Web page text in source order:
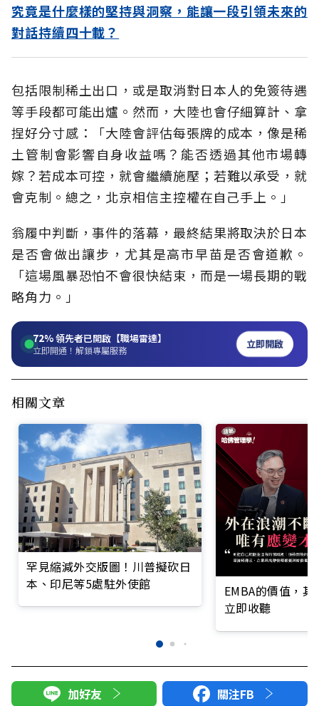
究竟是什麼樣的堅持與洞察，能讓一段引領未來的
對話持續四十載？
包括限制稀土出口，或是取消對日本人的免簽待遇
等手段都可能出爐。然而，大陸也會仔細算計、拿
捏好分寸感：「大陸會評估每張牌的成本，像是稀
土管制會影響自身收益嗎？能否透過其他市場轉
嫁？若成本可控，就會繼續施壓；若難以承受，就
會克制。總之，北京相信主控權在自己手上。」
翁履中判斷，事件的落幕，最終結果將取決於日本
是否會做出讓步，尤其是高市早苗是否會道歉。
「這場風暴恐怕不會很快結束，而是一場長期的戰
略角力。」
72%領先者已開啟【職場雷達】
立即開通！解鎖專屬服務 立即開啟
相關文章
罕見縮減外交版圖！川普擬砍日
本、印尼等5處駐外使館
EMBA的價值，
立即收聽
加好友 關注FB